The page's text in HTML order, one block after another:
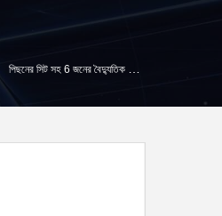
পিছনের সিট সহ 6 জনের বৈদ্যুতিক গল্ফ কার্ট